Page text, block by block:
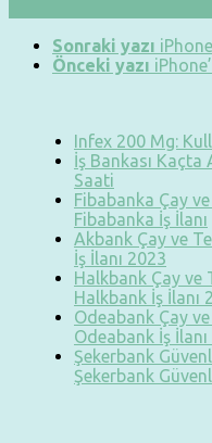
Sonraki yazı
Önceki yazı
Infex 200 Mg:
İş Bankası Kaçta
Saati
Fibabanka Çay
Fibabanka İş İlanı
Akbank Çay ve
İş İlanı 2023
Halkbank Çay ve
Halkbank İş İlanı
Odeabank Çay
Odeabank İş
Şekerbank
Şekerbank